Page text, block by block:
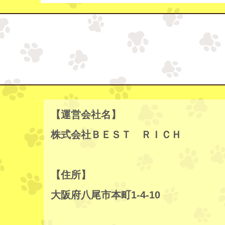
【運営会社名】
株式会社ＢＥＳＴ ＲＩＣＨ
【住所】
大阪府八尾市本町1-4-10